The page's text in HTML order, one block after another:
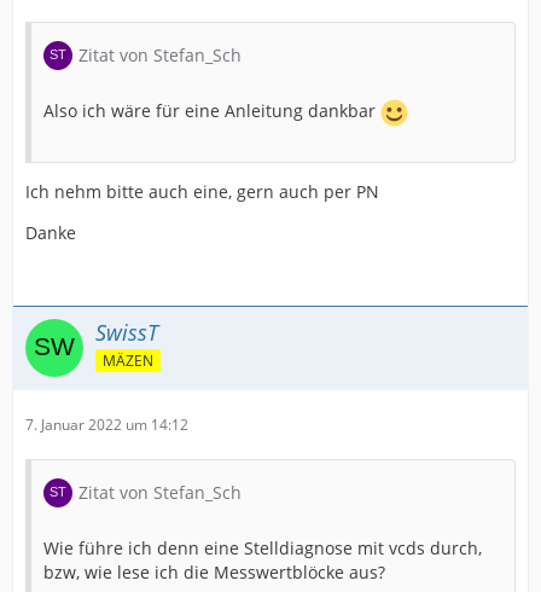
Zitat von Stefan_Sch
Also ich wäre für eine Anleitung dankbar
Ich nehm bitte auch eine, gern auch per PN
Danke
SwissT
MÄZEN
7. Januar 2022 um 14:12
Zitat von Stefan_Sch
Wie führe ich denn eine Stelldiagnose mit vcds durch,
bzw, wie lese ich die Messwertblöcke aus?